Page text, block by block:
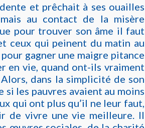
et prêchait à ses ouailles
au contact de la misère
pour trouver son âme il faut
ceux qui peinent du matin au
gagner une maigre pitance
en vie, quand ont-ils vraiment
dans la simplicité de son
les pauvres avaient au moins
qui ont plus qu’il ne leur faut,
de vivre une vie meilleure. Il